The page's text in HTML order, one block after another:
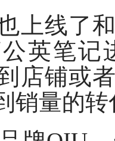
上线了
英笔记
店铺或
销量的